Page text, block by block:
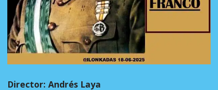
Director: Andrés Laya